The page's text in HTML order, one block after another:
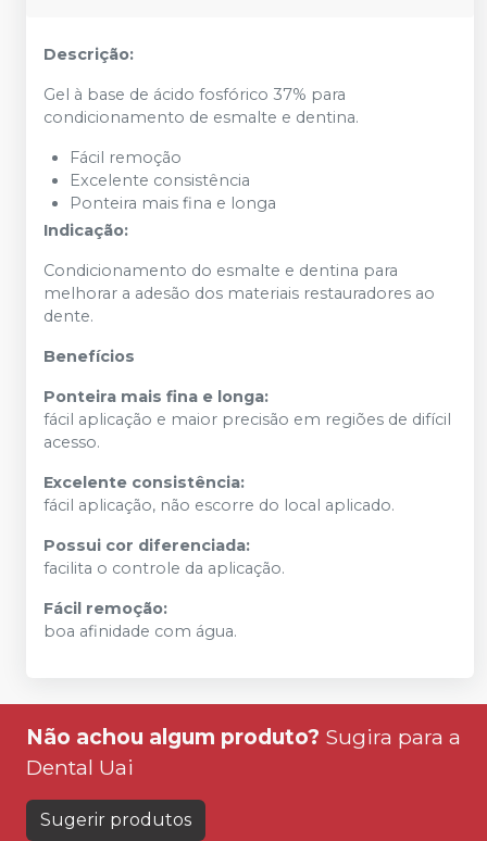
Descrição:
Gel à base de ácido fosfórico 37% para
condicionamento de esmalte e dentina.
Fácil remoção
Excelente consistência
Ponteira mais fina e longa
Indicação:
Condicionamento do esmalte e dentina para
melhorar a adesão dos materiais restauradores ao
dente.
Benefícios
Ponteira mais fina e longa:
fácil aplicação e maior precisão em regiões de difícil
acesso.
Excelente consistência:
fácil aplicação, não escorre do local aplicado.
Possui cor diferenciada:
facilita o controle da aplicação.
Fácil remoção:
boa afinidade com água.
Não achou algum produto? Sugira para a
Dental Uai
Sugerir produtos